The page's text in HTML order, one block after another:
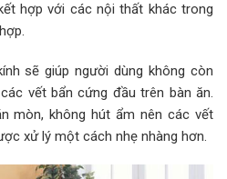
hợp với các nội thất khác trong
sẽ giúp người dùng không còn
vết bẩn cứng đầu trên bàn ăn.
mòn, không hút ẩm nên các vết
xử lý một cách nhẹ nhàng hơn.